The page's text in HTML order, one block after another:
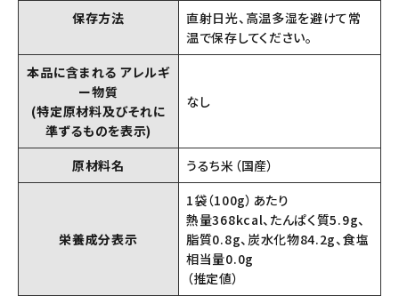
保存方法
直射日光、高温多湿を避けて常
温で保存してください。
本品に含まれる アレルギ
ー物質
(特定原材料及びそれに
準ずるものを表示)
なし
原材料名 うるち米（国産）
栄養成分表示
1袋（100g）あたり
熱量368kcal、たんぱく質5.9g、
脂質0.8g、炭水化物84.2g、食塩
相当量0.0g
（推定値）